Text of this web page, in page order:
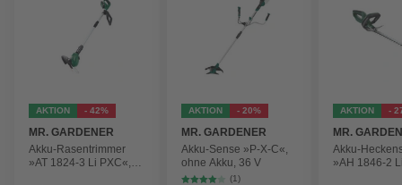
AKTION - 42%
MR. GARDENER
Akku-Rasentrimmer
»AT 1824-3 Li PXC«,
AKTION - 20%
MR. GARDENER
Akku-Sense »P-X-C«,
ohne Akku, 36 V
(1)
AKTION -
MR.
Akku-
»AH 1846-2